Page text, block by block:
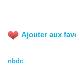
Ajouter aux
nbdc